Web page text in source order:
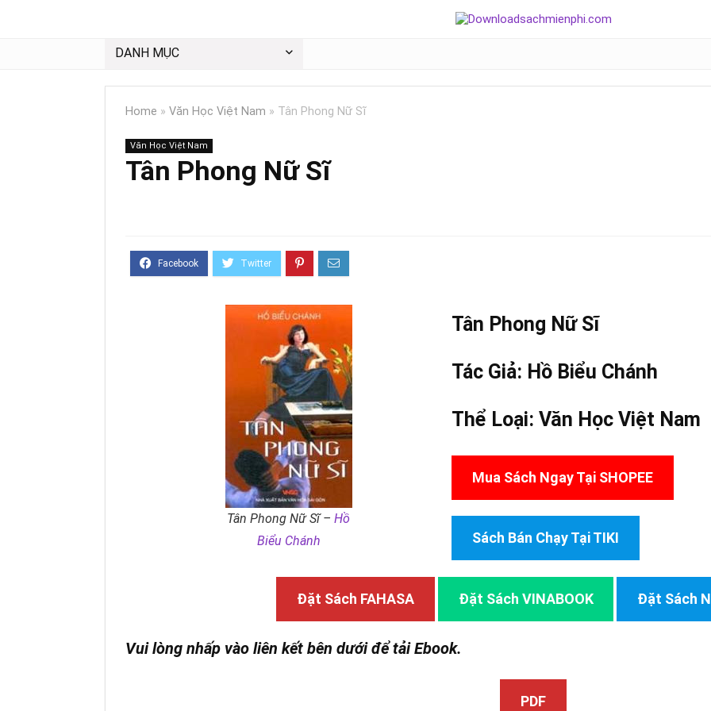
DANH MỤC
Home » Văn Học Việt Nam » Tân Phong Nữ Sĩ
Văn Học Việt Nam
Tân Phong Nữ Sĩ
Tân Phong Nữ Sĩ –Hồ
Biểu Chánh
Tân Phong Nữ Sĩ
Tác Giả: Hồ Biểu Chánh
Thể Loại:Văn Học Việt Nam
Mua Sách Ngay Tại SHOPEE
Sách Bán Chạy Tại TIKI
Đặt Sách FAHASA Đặt Sách VINABOOK Đặt Sách
Vui lòng nhấp vào liên kết bên dưới để tải Ebook.
PDF